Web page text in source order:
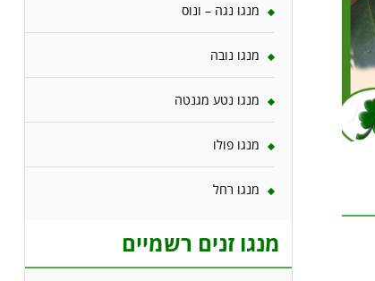
מנגו נגה – ונוס
מנגו נובה
מנגו נטע מגנטה
מנגו פולו
מנגו רחל
מנגו זנים רשמיים